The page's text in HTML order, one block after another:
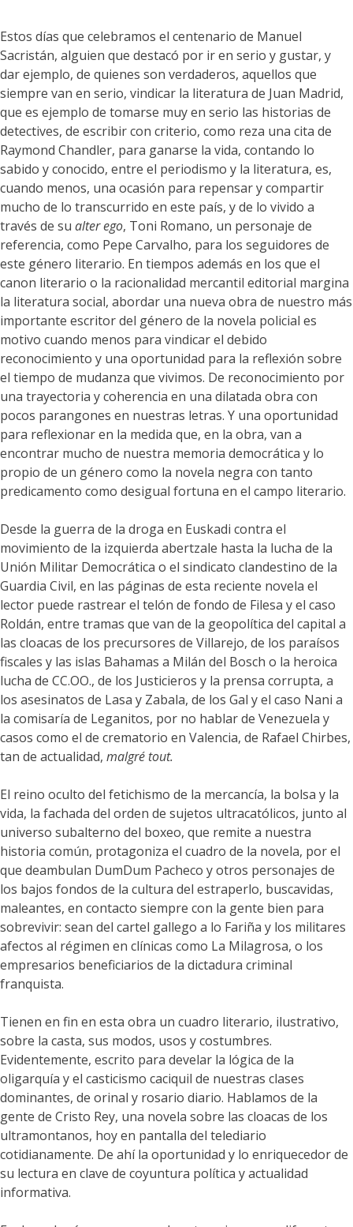
Estos días que celebramos el centenario de Manuel
Sacristán, alguien que destacó por ir en serio y gustar, y
dar ejemplo, de quienes son verdaderos, aquellos que
siempre van en serio, vindicar la literatura de Juan Madrid,
que es ejemplo de tomarse muy en serio las historias de
detectives, de escribir con criterio, como reza una cita de
Raymond Chandler, para ganarse la vida, contando lo
sabido y conocido, entre el periodismo y la literatura, es,
cuando menos, una ocasión para repensar y compartir
mucho de lo transcurrido en este país, y de lo vivido a
través de su alter ego, Toni Romano, un personaje de
referencia, como Pepe Carvalho, para los seguidores de
este género literario. En tiempos además en los que el
canon literario o la racionalidad mercantil editorial margina
la literatura social, abordar una nueva obra de nuestro más
importante escritor del género de la novela policial es
motivo cuando menos para vindicar el debido
reconocimiento y una oportunidad para la reflexión sobre
el tiempo de mudanza que vivimos. De reconocimiento por
una trayectoria y coherencia en una dilatada obra con
pocos parangones en nuestras letras. Y una oportunidad
para reflexionar en la medida que, en la obra, van a
encontrar mucho de nuestra memoria democrática y lo
propio de un género como la novela negra con tanto
predicamento como desigual fortuna en el campo literario.
Desde la guerra de la droga en Euskadi contra el
movimiento de la izquierda abertzale hasta la lucha de la
Unión Militar Democrática o el sindicato clandestino de la
Guardia Civil, en las páginas de esta reciente novela el
lector puede rastrear el telón de fondo de Filesa y el caso
Roldán, entre tramas que van de la geopolítica del capital a
las cloacas de los precursores de Villarejo, de los paraísos
fiscales y las islas Bahamas a Milán del Bosch o la heroica
lucha de CC.OO., de los Justicieros y la prensa corrupta, a
los asesinatos de Lasa y Zabala, de los Gal y el caso Nani a
la comisaría de Leganitos, por no hablar de Venezuela y
casos como el de crematorio en Valencia, de Rafael Chirbes,
tan de actualidad, malgré tout.
El reino oculto del fetichismo de la mercancía, la bolsa y la
vida, la fachada del orden de sujetos ultracatólicos, junto al
universo subalterno del boxeo, que remite a nuestra
historia común, protagoniza el cuadro de la novela, por el
que deambulan DumDum Pacheco y otros personajes de
los bajos fondos de la cultura del estraperlo, buscavidas,
maleantes, en contacto siempre con la gente bien para
sobrevivir: sean del cartel gallego a lo Fariña y los militares
afectos al régimen en clínicas como La Milagrosa, o los
empresarios beneficiarios de la dictadura criminal
franquista.
Tienen en fin en esta obra un cuadro literario, ilustrativo,
sobre la casta, sus modos, usos y costumbres.
Evidentemente, escrito para develar la lógica de la
oligarquía y el casticismo caciquil de nuestras clases
dominantes, de orinal y rosario diario. Hablamos de la
gente de Cristo Rey, una novela sobre las cloacas de los
ultramontanos, hoy en pantalla del telediario
cotidianamente. De ahí la oportunidad y lo enriquecedor de
su lectura en clave de coyuntura política y actualidad
informativa.